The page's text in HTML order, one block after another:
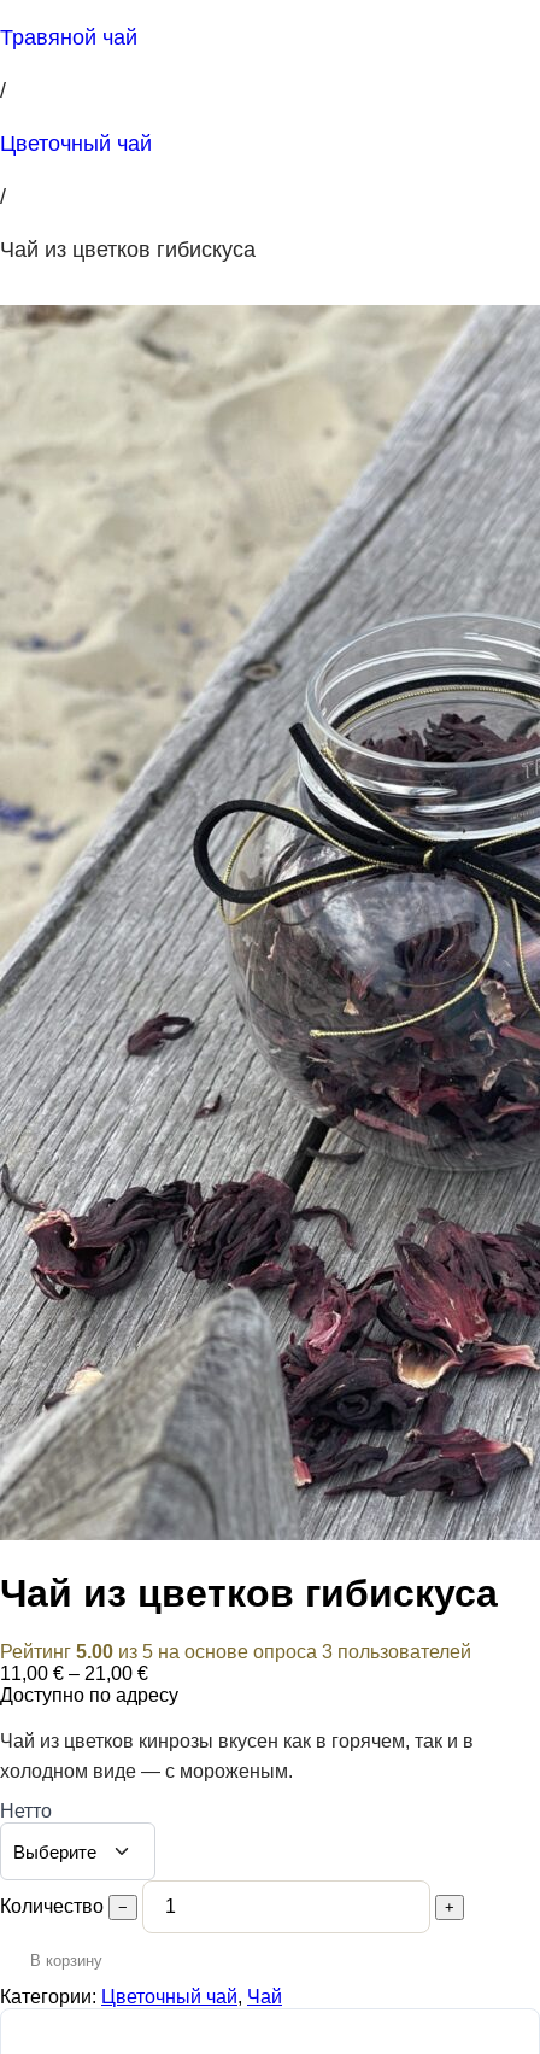
Травяной чай
/
Цветочный чай
/
Чай из цветков гибискуса
Чай из цветков гибискуса
Рейтинг 5.00 из 5 на основе опроса 3 пользователей
11,00 € – 21,00 €Диапазон
цен:
–
Доступно по адресу
Чай из цветков кинрозы вкусен как в горячем, так и в
холодном виде — с мороженым.
Нетто
Количество − +
В корзину
Категории: Цветочный чай, Чай